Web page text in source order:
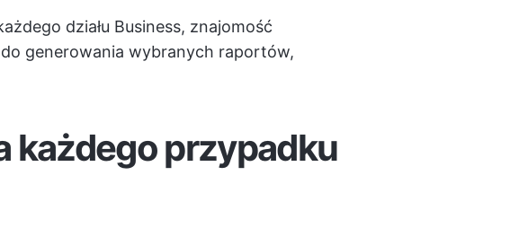
działu Business, znajomość
generowania wybranych raportów,
każdego przypadku